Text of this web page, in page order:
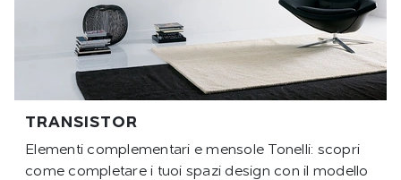
TRANSISTOR
Elementi complementari e mensole Tonelli: scopri
come completare i tuoi spazi design con il modello